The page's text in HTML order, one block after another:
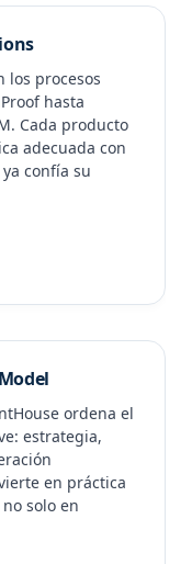
los procesos
hasta
Cada producto
adecuada con
confía su
ordena el
estrategia,
en práctica
solo en